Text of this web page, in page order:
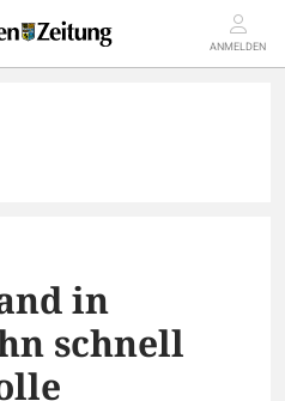
ANMELDEN
in
schnell